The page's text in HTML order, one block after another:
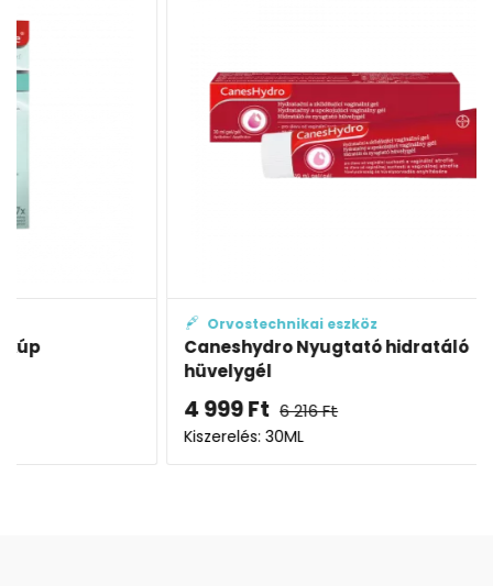
Orvostechnikai eszköz
Caneshydro Nyugtató hidratáló
6 216Ft
Kiszerelés: 30ML